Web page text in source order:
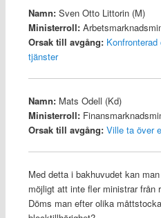
Namn:Sven Otto Littorin (M)
Ministerroll:
Orsak till avgång:
tjänster
Namn:Mats Odell (Kd)
Ministerroll:
Orsak till avgång: Ville ta över
Med detta i bakhuvudet kan
möjligt att inte fler ministrar från
Döms man efter olika